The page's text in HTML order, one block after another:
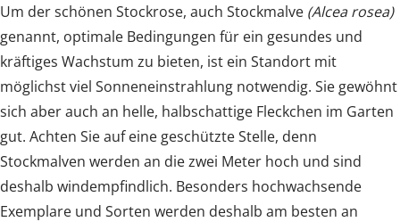
Um der schönen Stockrose, auch Stockmalve (Alcea rosea)
genannt, optimale Bedingungen für ein gesundes und
kräftiges Wachstum zu bieten, ist ein Standort mit
möglichst viel Sonneneinstrahlung notwendig. Sie gewöhnt
sich aber auch an helle, halbschattige Fleckchen im Garten
gut. Achten Sie auf eine geschützte Stelle, denn
Stockmalven werden an die zwei Meter hoch und sind
deshalb windempfindlich. Besonders hochwachsende
Exemplare und Sorten werden deshalb am besten an